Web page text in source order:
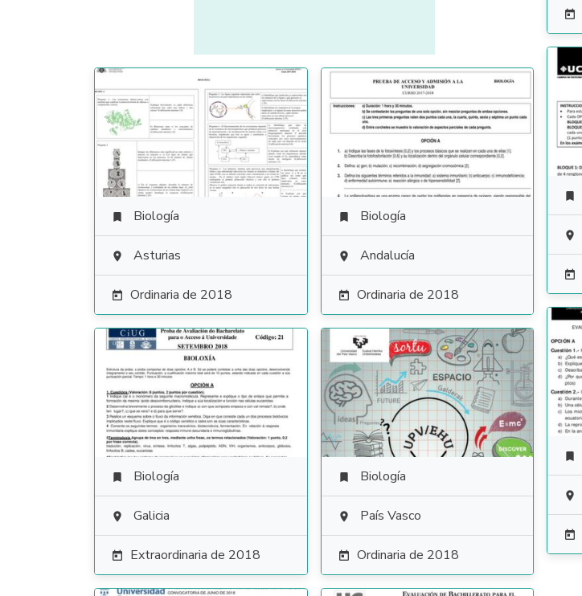




 Biología
 Asturias
 Ordinaria de 2018
 Biología
 Andalucía
 Ordinaria de 2018



 Biología
 Galicia
 Extraordinaria de 2018
 Biología
 País Vasco
 Ordinaria de 2018